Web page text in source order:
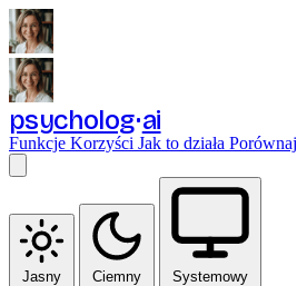
psycholog ai
Funkcje Korzyści Jak to działa Porównaj
Jasny Ciemny Systemowy